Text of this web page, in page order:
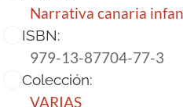
Narrativa canaria
ISBN:
979-13-87704-77-3
Colección:
VARIAS